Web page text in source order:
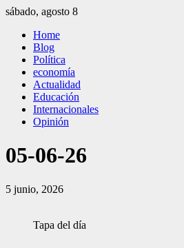
Saltar
contenido
sábado, agosto 8
El Independiente
El independiente Libre y Transparente
Home
Blog
Política
economía
Actualidad
Educación
Internacionales
Opinión
05-06-26
5 junio, 2026
Tapa del día